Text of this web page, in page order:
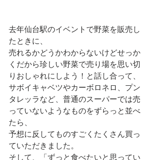
去年仙台駅のイベントで野菜を販売し
たときに、
売れるかどうかわからないけどせっか
くだから珍しい野菜で売り場を思い切
りおしゃれにしよう！と話し合って、
サボイキャベツやカーボロネロ、プン
タレッラなど、普通のスーパーでは売
っていないようなものをずらっと並べ
たら、
予想に反してものすごくたくさん買っ
ていただきました。
そして、「ずっと食べたいと思ってい